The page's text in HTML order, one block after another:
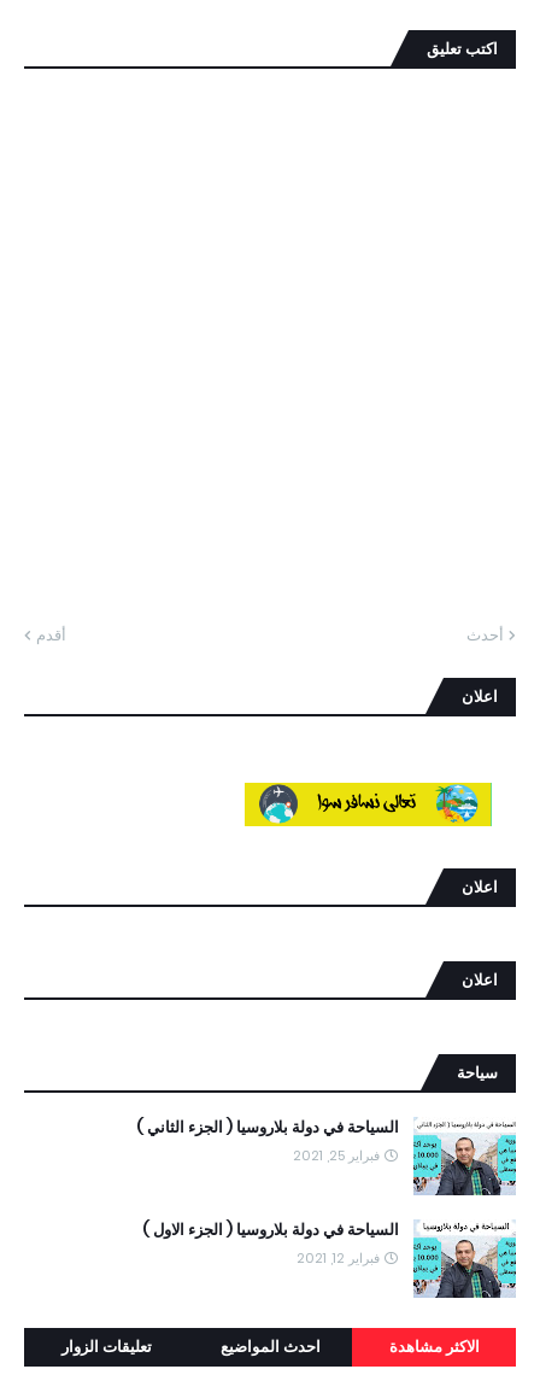
اكتب تعليق
أحدث أقدم
اعلان
اعلان
اعلان
سياحة
السياحة في دولة بلاروسيا ( الجزء الثاني )
فبراير 25, 2021
السياحة في دولة بلاروسيا ( الجزء الاول )
فبراير 12, 2021
الاكثر مشاهدة احدث المواضيع تعليقات الزوار